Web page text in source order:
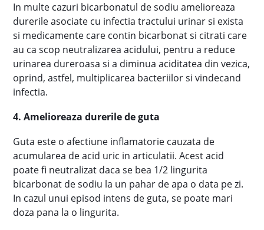
In multe cazuri bicarbonatul de sodiu amelioreaza
durerile asociate cu infectia tractului urinar si exista
si medicamente care contin bicarbonat si citrati care
au ca scop neutralizarea acidului, pentru a reduce
urinarea dureroasa si a diminua aciditatea din vezica,
oprind, astfel, multiplicarea bacteriilor si vindecand
infectia.
4. Amelioreaza durerile de guta
Guta este o afectiune inflamatorie cauzata de
acumularea de acid uric in articulatii. Acest acid
poate fi neutralizat daca se bea 1/2 lingurita
bicarbonat de sodiu la un pahar de apa o data pe zi.
In cazul unui episod intens de guta, se poate mari
doza pana la o lingurita.